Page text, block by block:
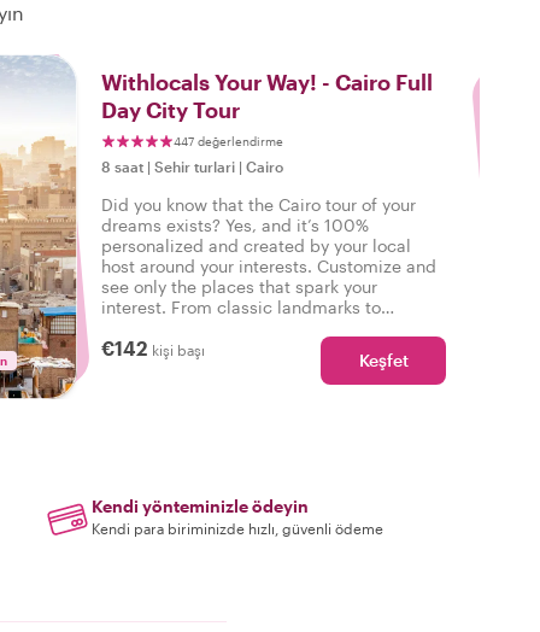
Withlocals Your Way! - Cairo Full
Day City Tour
447 değerlendirme
8 saat | Sehir turlari | Cairo
Did you know that the Cairo tour of your
dreams exists? Yes, and it’s 100%
personalized and created by your local
host around your interests. Customize and
see only the places that spark your
interest. From classic landmarks to
command!
€142 kişi başı Keşfet
Kendi yönteminizle ödeyin
Kendi para biriminizde hızlı, güvenli ödeme